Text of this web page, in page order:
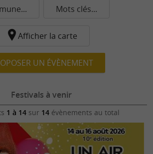
Mots clés...
Afficher la carte
UN ÉVÈNEMENT
Festivals à venir
1 à 14sur 14évènements au total